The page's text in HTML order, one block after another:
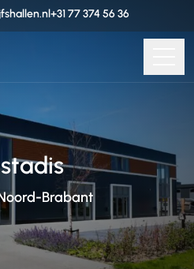
+31 77 374 56 36
Brabant